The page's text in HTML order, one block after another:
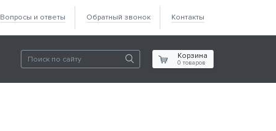
Вопросы и ответы Обратный звонок Контакты
Корзина
0 товаров